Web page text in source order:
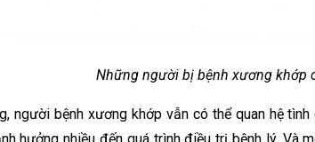
Những người bị bệnh xương khớp
người bệnh xương khớp vẫn có thể quan hệ